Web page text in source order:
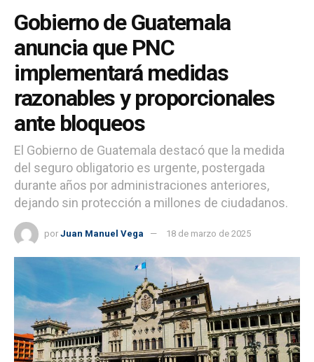
Gobierno de Guatemala
anuncia que PNC
implementará medidas
razonables y proporcionales
ante bloqueos
El Gobierno de Guatemala destacó que la medida
del seguro obligatorio es urgente, postergada
durante años por administraciones anteriores,
dejando sin protección a millones de ciudadanos.
por Juan Manuel Vega 18 de marzo de 2025